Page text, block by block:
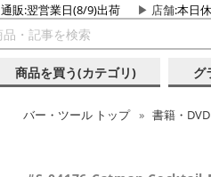
通販:翌営業日(8/9)出荷 店舗:本日
商品を買う(カテゴリ) グ
バー・ツール トップ 書籍・DVD